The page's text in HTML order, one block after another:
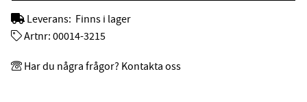
Leverans: Finns i lager
Artnr: 00014-3215
Har du några frågor? Kontakta oss